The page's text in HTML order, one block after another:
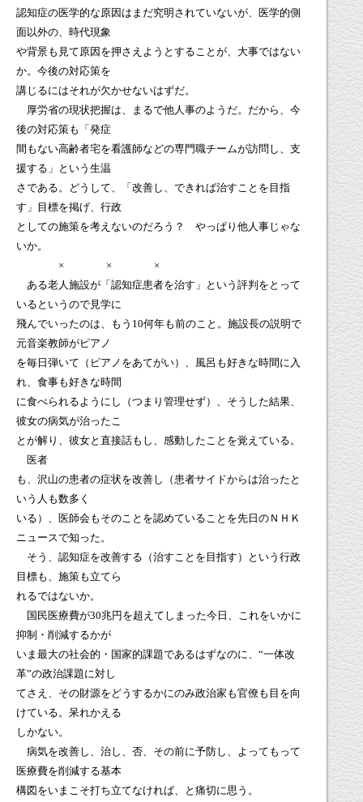
認知症の医学的な原因はまだ究明されていないが、医学的側
面以外の、時代現象
や背景も見て原因を押さえようとすることが、大事ではない
か。今後の対応策を
講じるにはそれが欠かせないはずだ。
厚労省の現状把握は、まるで他人事のようだ。だから、今
後の対応策も「発症
間もない高齢者宅を看護師などの専門職チームが訪問し、支
援する」という生温
さである。どうして、「改善し、できれば治すことを目指
す」目標を掲げ、行政
としての施策を考えないのだろう？ やっぱり他人事じゃな
いか。
× × ×
ある老人施設が「認知症患者を治す」という評判をとって
いるというので見学に
飛んでいったのは、もう 10何年も前のこと。施設長の説明で
元音楽教師がピアノ
を毎日弾いて（ピアノをあてがい）、風呂も好きな時間に入
れ、食事も好きな時間
に食べられるようにし（つまり管理せず）、そうした結果、
彼女の病気が治ったこ
とが解り、彼女と直接話もし、感動したことを覚えている。
医者
も、沢山の患者の症状を改善し（患者サイドからは治ったと
いう人も数多く
いる）、医師会もそのことを認めていることを先日のＮＨＫ
ニュースで知った。
そう、認知症を改善する（治すことを目指す）という行政
目標も、施策も立てら
れるではないか。
国民医療費が30兆円を超えてしまった今日、これをいかに
抑制・削減するかが
いま最大の社会的・国家的課題であるはずなのに、“一体改
革”の政治課題に対し
てさえ、その財源をどうするかにのみ政治家も官僚も目を向
けている。呆れかえる
しかない。
病気を改善し、治し、否、その前に予防し、よってもって
医療費を削減する基本
構図をいまこそ打ち立てなければ、と痛切に思う。